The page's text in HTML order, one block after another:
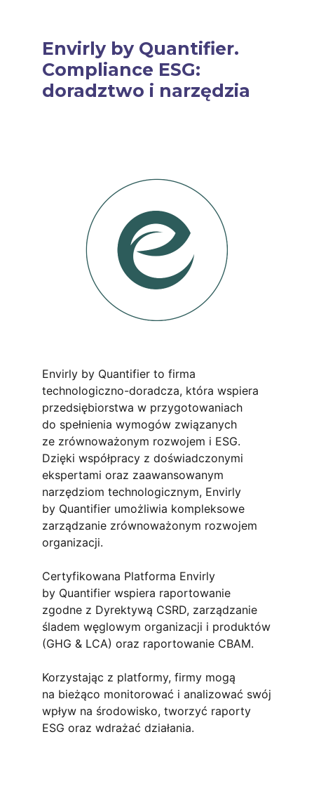
Envirly by Quantifier.
Compliance ESG:
doradztwo i narzędzia
Envirly by Quantifier to firma
technologiczno-doradcza, która wspiera
przedsiębiorstwa w przygotowaniach
do spełnienia wymogów związanych
ze zrównoważonym rozwojem i ESG.
Dzięki współpracy z doświadczonymi
ekspertami oraz zaawansowanym
narzędziom technologicznym, Envirly
by Quantifier umożliwia kompleksowe
zarządzanie zrównoważonym rozwojem
organizacji.
Certyfikowana Platforma Envirly
by Quantifier wspiera raportowanie
zgodne z Dyrektywą CSRD, zarządzanie
śladem węglowym organizacji i produktów
(GHG & LCA) oraz raportowanie CBAM.
Korzystając z platformy, firmy mogą
na bieżąco monitorować i analizować swój
wpływ na środowisko, tworzyć raporty
ESG oraz wdrażać działania.